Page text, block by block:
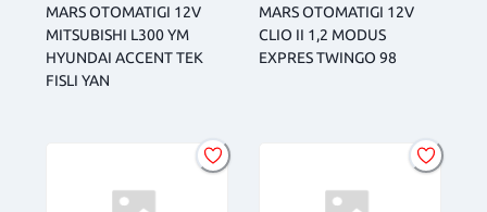
MARS OTOMATIGI 12V
MITSUBISHI L300 YM
HYUNDAI ACCENT TEK
FISLI YAN
MARS OTOMATIGI 12V
CLIO II 1,2 MODUS
EXPRES TWINGO 98